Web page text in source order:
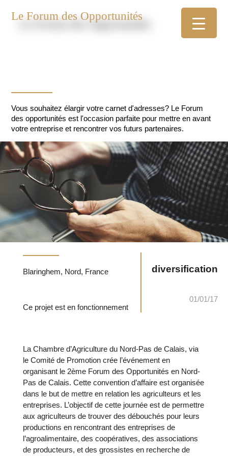
Le Forum des Opportunités
Vous souhaitez élargir votre carnet d'adresses? Le Forum
des opportunités est l'occasion parfaite pour mettre en avant
votre entreprise et rencontrer vos futurs partenaires.
01/01/17
diversification
Blaringhem, Nord, France
Ce projet est en fonctionnement
La Chambre d’Agriculture du Nord-Pas de Calais, via
le Comité de Promotion crée l’événement en
organisant le 2ème Forum des Opportunités en Nord-
Pas de Calais. Cette convention d’affaire est organisée
dans le but de mettre en relation les agriculteurs et les
entreprises. L’objectif de cette journée est de permettre
aux agriculteurs de trouver des débouchés pour leurs
productions en rencontrant des entreprises de
l’agroalimentaire, des coopératives, des associations
de producteurs, et des grossistes en recherche de